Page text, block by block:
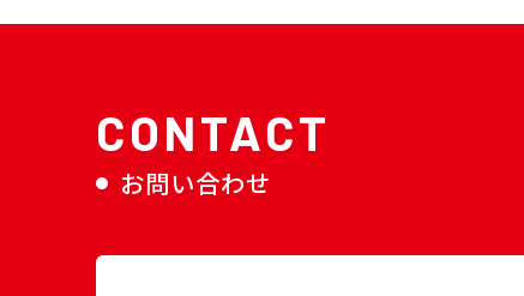
CONTACT
お問い合わせ